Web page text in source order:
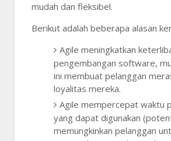
mudah dan fleksibel.
Berikut adalah beberapa alasan
Agile meningkatkan
pengembangan software,
ini membuat pelanggan
loyalitas mereka.
Agile mempercepat waktu
yang dapat digunakan
memungkinkan pelanggan